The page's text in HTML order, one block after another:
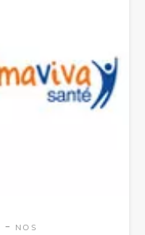
-
NOS